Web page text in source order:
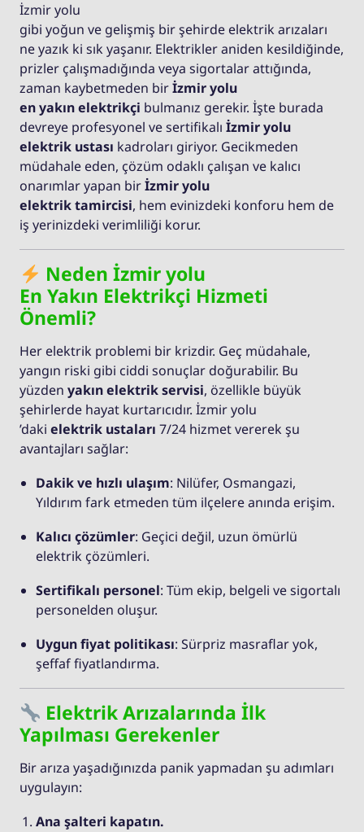
İzmir yolu
gibi yoğun ve gelişmiş bir şehirde elektrik arızaları
ne yazık ki sık yaşanır. Elektrikler aniden kesildiğinde,
prizler çalışmadığında veya sigortalar attığında,
zaman kaybetmeden birİzmir yolu
en yakın elektrikçi bulmanız gerekir. İşte burada
devreye profesyonel ve sertifikalı İzmir yolu
elektrik ustası kadroları giriyor. Gecikmeden
müdahale eden, çözüm odaklı çalışan ve kalıcı
onarımlar yapan birİzmir yolu
elektrik tamircisi, hem evinizdeki konforu hem de
iş yerinizdeki verimliliği korur.
Neden İzmir yolu
En Yakın Elektrikçi Hizmeti
Önemli?
Her elektrik problemi bir krizdir. Geç müdahale,
yangın riski gibi ciddi sonuçlar doğurabilir. Bu
yüzden yakın elektrik servisi, özellikle büyük
şehirlerde hayat kurtarıcıdır. İzmir yolu
’daki elektrik ustaları 7/24 hizmet vererek şu
avantajları sağlar:
Dakik ve hızlı ulaşım: Nilüfer, Osmangazi,
Yıldırım fark etmeden tüm ilçelere anında erişim.
Kalıcı çözümler: Geçici değil, uzun ömürlü
elektrik çözümleri.
Sertifikalı personel: Tüm ekip, belgeli ve sigortalı
personelden oluşur.
Uygun fiyat politikası: Sürpriz masraflar yok,
şeffaf fiyatlandırma.
Elektrik Arızalarında İlk
Yapılması Gerekenler
Bir arıza yaşadığınızda panik yapmadan şu adımları
uygulayın:
Ana şalteri kapatın.